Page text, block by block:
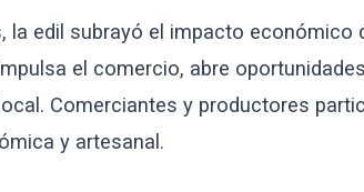
la edil subrayó el impacto económico
el comercio, abre
Comerciantes y productores
y artesanal.